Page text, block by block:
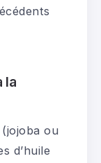
la
(jojoba ou
d’huile